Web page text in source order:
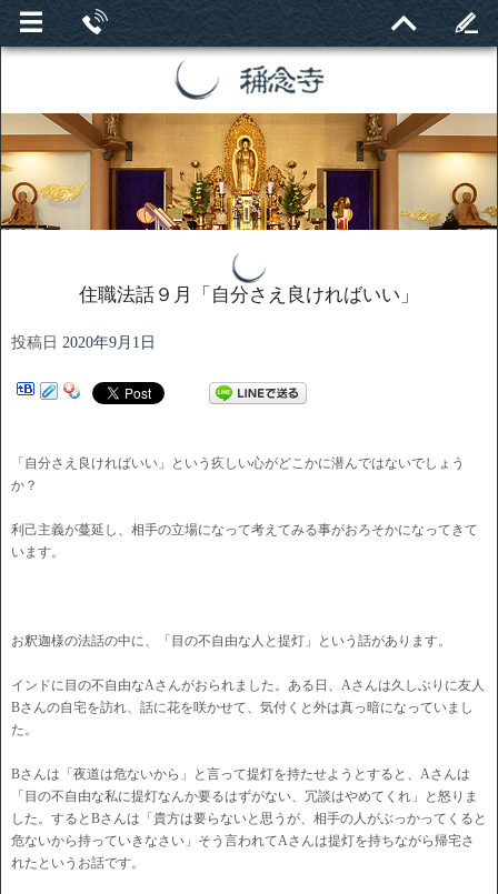
住職法話９月「自分さえ良ければいい」
投稿日 2020年9月1日
「自分さえ良ければいい」という疚しい心がどこかに潜んではないでしょう
か？
利己主義が蔓延し、相手の立場になって考えてみる事がおろそかになってきて
います。
お釈迦様の法話の中に、「目の不自由な人と提灯」という話があります。
インドに目の不自由なAさんがおられました。ある日、Aさんは久しぶりに友人
Bさんの自宅を訪れ、話に花を咲かせて、気付くと外は真っ暗になっていまし
た。
Bさんは「夜道は危ないから」と言って提灯を持たせようとすると、Aさんは
「目の不自由な私に提灯なんか要るはずがない、冗談はやめてくれ」と怒りま
した。するとBさんは「貴方は要らないと思うが、相手の人がぶっかってくると
危ないから持っていきなさい」そう言われてAさんは提灯を持ちながら帰宅さ
れたというお話です。